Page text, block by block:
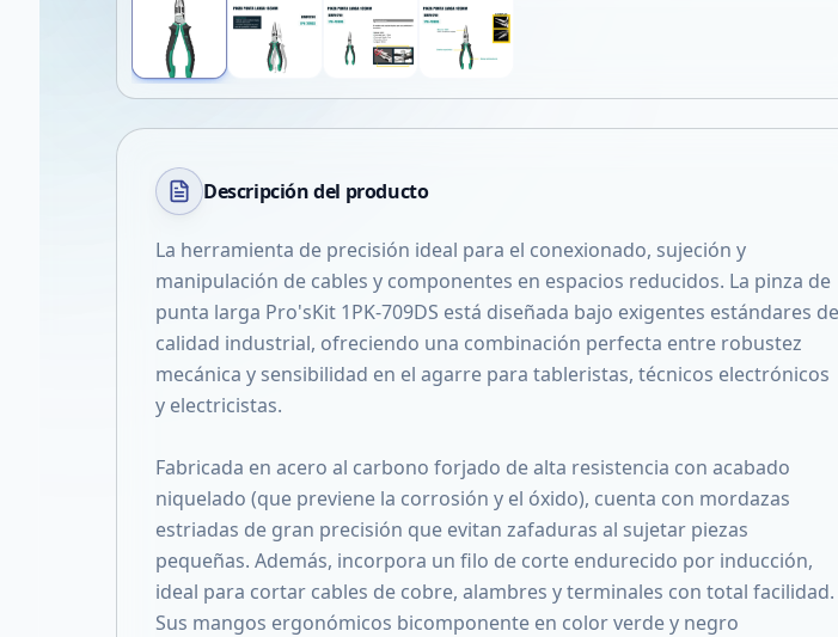
Descripción del producto
La herramienta de precisión ideal para el conexionado, sujeción y
manipulación de cables y componentes en espacios reducidos. La pinza de
punta larga Pro'sKit 1PK-709DS está diseñada bajo exigentes estándares de
calidad industrial, ofreciendo una combinación perfecta entre robustez
mecánica y sensibilidad en el agarre para tableristas, técnicos electrónicos
y electricistas.
Fabricada en acero al carbono forjado de alta resistencia con acabado
niquelado (que previene la corrosión y el óxido), cuenta con mordazas
estriadas de gran precisión que evitan zafaduras al sujetar piezas
pequeñas. Además, incorpora un filo de corte endurecido por inducción,
ideal para cortar cables de cobre, alambres y terminales con total facilidad.
Sus mangos ergonómicos bicomponente en color verde y negro